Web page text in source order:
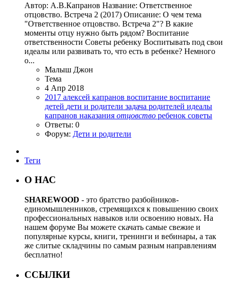
Автор: А.В.Капранов Название: Ответственное
отцовство. Встреча 2 (2017) Описание: О чем тема
"Ответственное отцовство. Встреча 2"? В какие
моменты отцу нужно быть рядом? Воспитание
ответственности Советы ребенку Воспитывать под свои
идеалы или развивать то, что есть в ребенке? Немного
о...
Малыш Джон
Тема
4 Апр 2018
2017 алексей капранов воспитание воспитание
детей дети и родители задача родителей идеалы
капранов наказания отцовство ребенок советы
Ответы: 0
Форум: Дети и родители
Теги
О НАС
SHAREWOOD - это братство разбойников-
единомышленников, стремящихся к повышению своих
профессиональных навыков или освоению новых. На
нашем форуме Вы можете скачать самые свежие и
популярные курсы, книги, тренинги и вебинары, а так
же слитые складчины по самым разным направлениям
бесплатно!
ССЫЛКИ